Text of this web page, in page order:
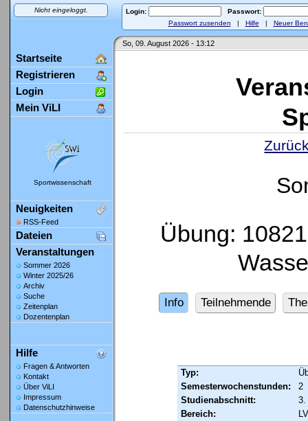
Nicht eingeloggt. Login:
Passwort:
Passwort zusenden | Hilfe | Neuer
So, 09. August 2026 - 13:12
Startseite
Registrieren
Login
Mein ViLI
Sportwissenschaft
Neuigkeiten
RSS-Feed
Dateien
Veranstaltungen
Sommer 2026
Winter 2025/26
Archiv
Suche
Zeitenplan
Dozentenplan
Hilfe
Fragen & Antworten
Kontakt
Über ViLI
Impressum
Datenschutzhinweise
Übung:
Info Teilnehmende
Typ:
Semesterwochenstunden:
2
Studienabschnitt:
3.
Bereich: